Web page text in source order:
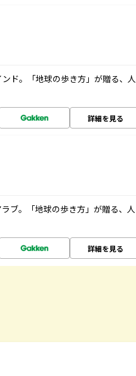
ド。「地球の歩き方」が贈る、人
詳細を見る
ブ。「地球の歩き方」が贈る、人
詳細を見る